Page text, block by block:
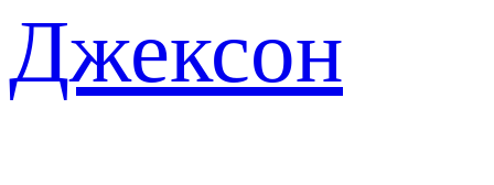
Джексон